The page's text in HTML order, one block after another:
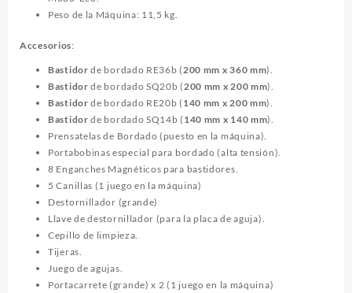
Peso de la Máquina: 11,5 kg.
Accesorios:
Bastidor de bordado RE36b ( 200 mm x 360 mm).
Bastidor de bordado SQ20b ( 200 mm x 200 mm).
Bastidor de bordado RE20b ( 140 mm x 200 mm).
Bastidor de bordado SQ14b ( 140 mm x 140 mm).
Prensatelas de Bordado (puesto en la máquina).
Portabobinas especial para bordado (alta tensión).
8 Enganches Magnéticos para bastidores.
5 Canillas (1 juego en la máquina)
Destornillador (grande)
Llave de destornillador (para la placa de aguja).
Cepillo de limpieza.
Tijeras.
Juego de agujas.
Portacarrete (grande) x 2 (1 juego en la máquina)